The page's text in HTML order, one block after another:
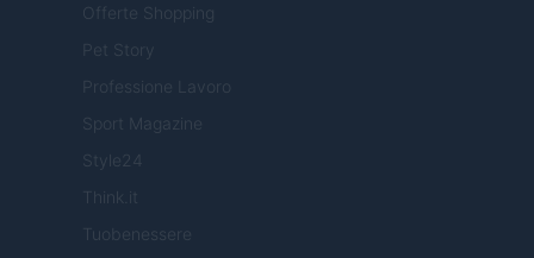
Offerte Shopping
Pet Story
Professione Lavoro
Sport Magazine
Style24
Think.it
Tuobenessere